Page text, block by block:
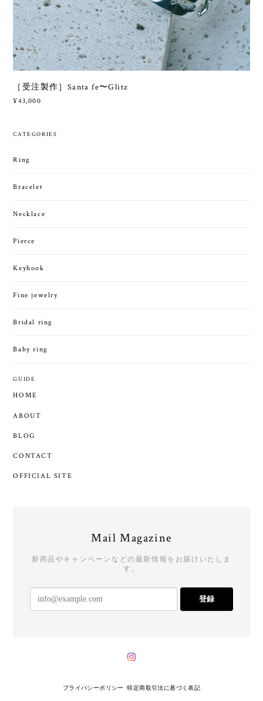
［受注製作］Santa fe〜Glitz
¥43,000
CATEGORIES
Ring
Bracelet
Necklace
Pierce
Keyhook
Fine jewelry
Bridal ring
Baby ring
GUIDE
HOME
ABOUT
BLOG
CONTACT
OFFICIAL SITE
Mail Magazine
新商品やキャンペーンなどの最新情報をお届けいたしま
す。
登録
プライバシーポリシー 特定商取引法に基づく表記